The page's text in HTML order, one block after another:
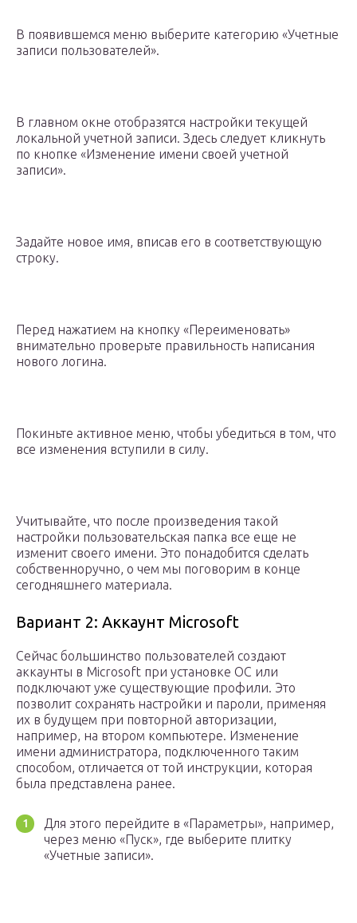
В появившемся меню выберите категорию «Учетные
записи пользователей».
В главном окне отобразятся настройки текущей
локальной учетной записи. Здесь следует кликнуть
по кнопке «Изменение имени своей учетной
записи».
Задайте новое имя, вписав его в соответствующую
строку.
Перед нажатием на кнопку «Переименовать»
внимательно проверьте правильность написания
нового логина.
Покиньте активное меню, чтобы убедиться в том, что
все изменения вступили в силу.
Учитывайте, что после произведения такой
настройки пользовательская папка все еще не
изменит своего имени. Это понадобится сделать
собственноручно, о чем мы поговорим в конце
сегодняшнего материала.
Вариант 2: Аккаунт Microsoft
Сейчас большинство пользователей создают
аккаунты в Microsoft при установке ОС или
подключают уже существующие профили. Это
позволит сохранять настройки и пароли, применяя
их в будущем при повторной авторизации,
например, на втором компьютере. Изменение
имени администратора, подключенного таким
способом, отличается от той инструкции, которая
была представлена ранее.
Для этого перейдите в «Параметры», например,
через меню «Пуск», где выберите плитку
«Учетные записи».